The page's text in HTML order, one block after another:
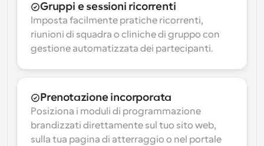
Gruppi e sessioni ricorrenti
Imposta facilmente pratiche ricorrenti,
riunioni di squadra o cliniche di gruppo con
gestione automatizzata dei partecipanti.
Prenotazione incorporata
Posiziona i moduli di programmazione
brandizzati direttamente sul tuo sito web,
sulla tua pagina di atterraggio o nel portale